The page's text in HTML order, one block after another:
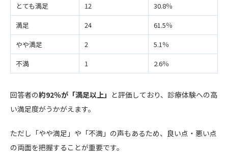
とても満足 12
30.8％
満足
24
61.5％
やや満足
2
5.1％
不満
1 2.6％
回答者の約92％が「満足以上」 と評価しており、診療体験への高
い満足度がうかがえます。
ただし「やや満足」や「不満」の声もあるため、良い点・悪い点
の両面を把握することが重要です。